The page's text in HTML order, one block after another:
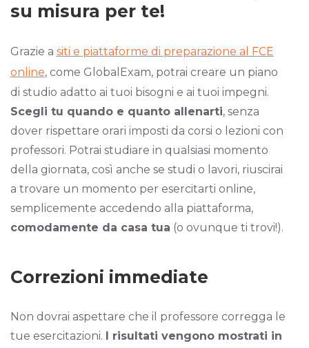
su misura per te!
Grazie a siti e piattaforme di preparazione al FCE
online, come GlobalExam, potrai creare un piano
di studio adatto ai tuoi bisogni e ai tuoi impegni.
Scegli tu quando e quanto allenarti, senza
dover rispettare orari imposti da corsi o lezioni con
professori. Potrai studiare in qualsiasi momento
della giornata, così anche se studi o lavori, riuscirai
a trovare un momento per esercitarti online,
semplicemente accedendo alla piattaforma,
comodamente da casa tua (o ovunque ti trovi!).
Correzioni immediate
Non dovrai aspettare che il professore corregga le
tue esercitazioni. I risultati vengono mostrati in